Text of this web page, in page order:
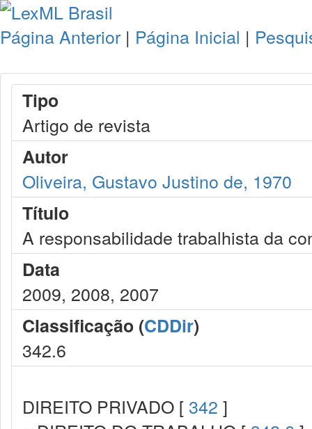
Página Anterior | Página Inicial |
Tipo
Artigo de revista
Autor
Oliveira, Gustavo Justino de, 1970
Título
A responsabilidade trabalhista da
Data
2009, 2008, 2007
Classificação (CDDir)
342.6
DIREITO PRIVADO [ 342 ]